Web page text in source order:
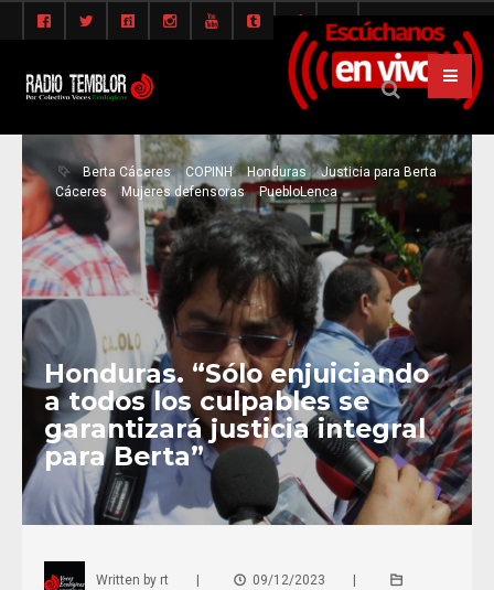
Berta Cáceres COPINH Honduras
Justicia para Berta
Cáceres
Mujeres defensoras PuebloLenca
Honduras. “Sólo enjuiciando
a todos los culpables se
garantizará justicia integral
para Berta”
Written by rt | 09/12/2023
|